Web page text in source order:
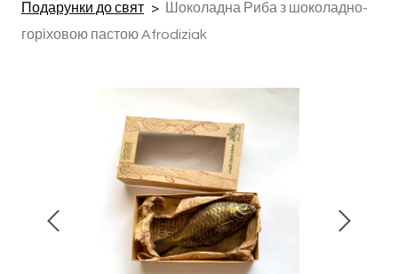
Подарунки до свят
Шоколадна Риба з шоколадно-
горіховою пастою Afrodiziak